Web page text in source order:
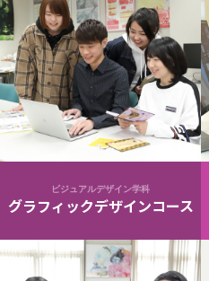
ビジュアルデザイン学科
グラフィックデザインコース